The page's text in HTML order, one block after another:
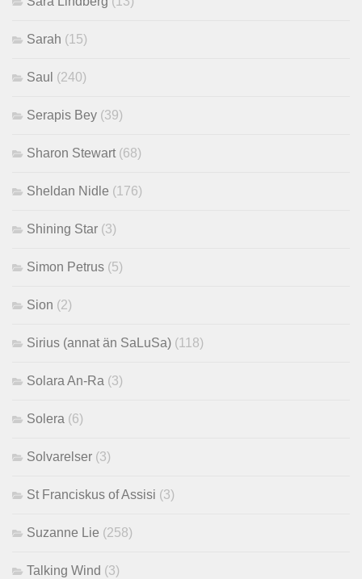
Sarah (15)
Saul (240)
Serapis Bey (39)
Sharon Stewart (68)
Sheldan Nidle (176)
Shining Star (3)
Simon Petrus (5)
Sion (2)
Sirius (annat än SaLuSa) (118)
Solara An-Ra (3)
Solera (6)
Solvarelser (3)
St Franciskus of Assisi (3)
Suzanne Lie (258)
Talking Wind (3)